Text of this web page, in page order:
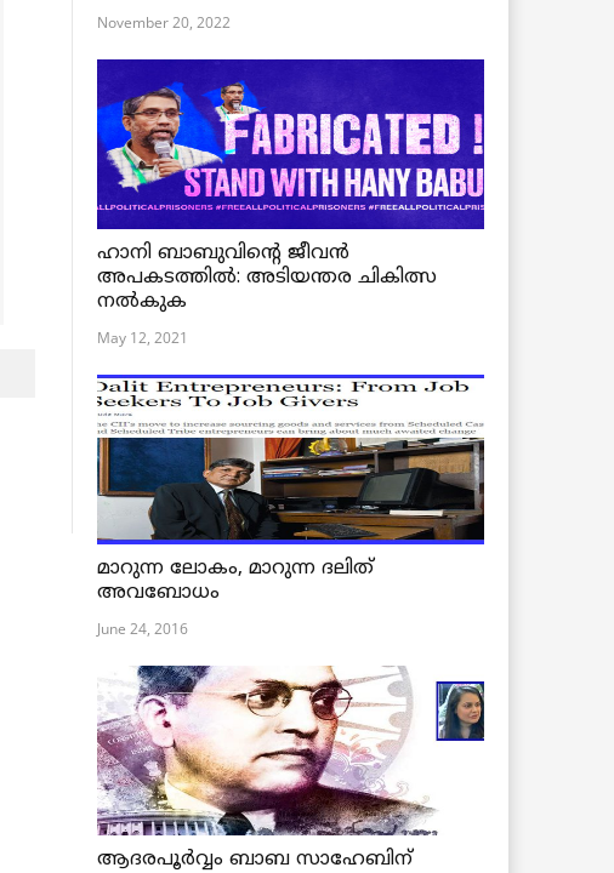
November 20, 2022
ഹാനി ബാബുവിന്റെ ജീവൻ
അപകടത്തിൽ: അടിയന്തര ചികിത്സ
നൽകുക
May 12, 2021
മാറുന്ന ലോകം, മാറുന്ന ദലിത്
അവബോധം
June 24, 2016
ആദരപൂര്‍വ്വം ബാബ സാഹേബിന്